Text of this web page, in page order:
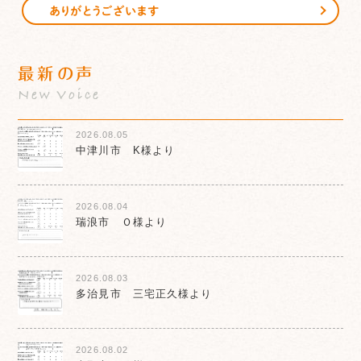
ありがとうございます
最新の声
New Voice
2026.08.05
中津川市 K様より
2026.08.04
瑞浪市 Ｏ様より
2026.08.03
多治見市 三宅正久様より
2026.08.02